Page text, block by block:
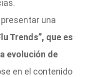
una
Trends”, que es
evolución de
en el contenido